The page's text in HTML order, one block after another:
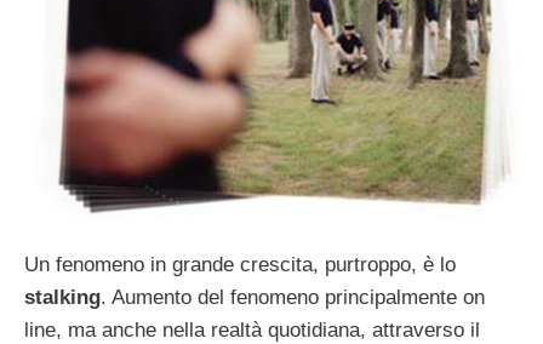
Un fenomeno in grande crescita, purtroppo, è lo
stalking. Aumento del fenomeno principalmente on
line, ma anche nella realtà quotidiana, attraverso il